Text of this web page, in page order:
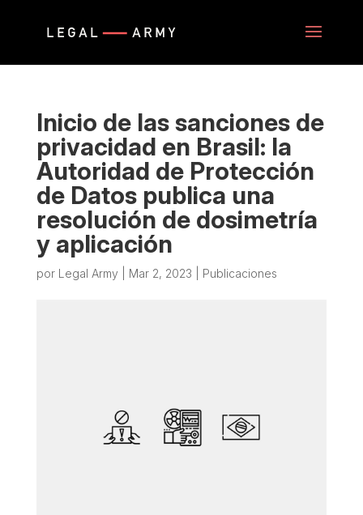
Inicio de las sanciones de
privacidad en Brasil: la
Autoridad de Protección
de Datos publica una
resolución de dosimetría
y aplicación
por Legal Army Mar 2, 2023 Publicaciones